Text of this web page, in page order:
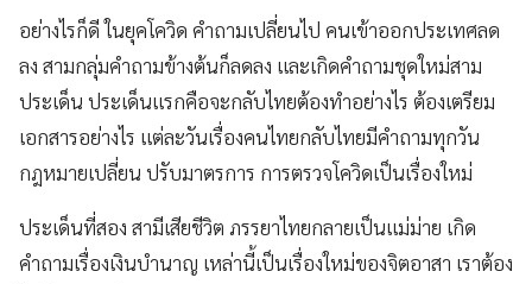
อย่างไรก็ดี ในยุคโควิด คำถามเปลี่ยนไป คนเข้าออกประเทศลด
ลง สามกลุ่มคำถามข้างต้นก็ลดลง และเกิดคำถามชุดใหม่สาม
ประเด็น ประเด็นแรกคือจะกลับไทยต้องทำอย่างไร ต้องเตรียม
เอกสารอย่างไร แต่ละวันเรื่องคนไทยกลับไทยมีคำถามทุกวัน
กฎหมายเปลี่ยน ปรับมาตรการ การตรวจโควิดเป็นเรื่องใหม่
ประเด็นที่สอง สามีเสียชีวิต ภรรยาไทยกลายเป็นแม่ม่าย เกิด
คำถามเรื่องเงินบำนาญ เหล่านี้เป็นเรื่องใหม่ของจิตอาสา เราต้อง